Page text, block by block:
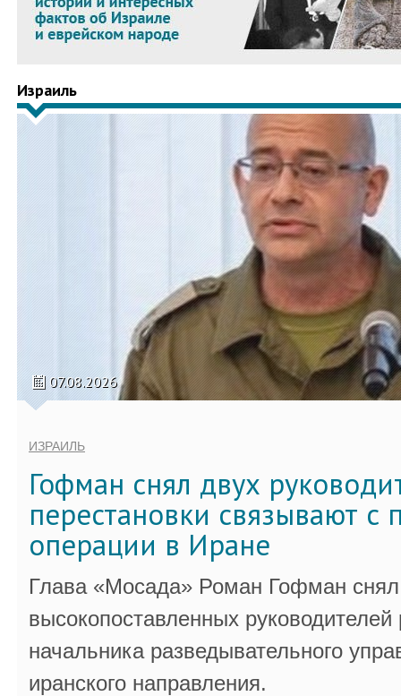
Израиль
07.08.2026
ИЗРАИЛЬ
Гофман снял двух
перестановки связывают с
операции в Иране
Глава «Мосада» Роман Гофман снял
высокопоставленных
начальника разведывательного
иранского направления.